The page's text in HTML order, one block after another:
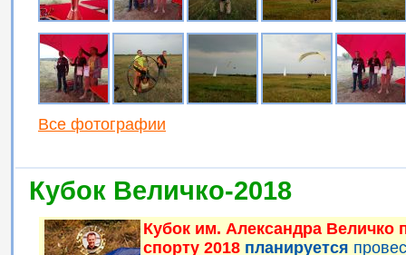
Все фотографии
Кубок Величко-2018
Кубок им. Александра Величко
спорту 2018 планируется